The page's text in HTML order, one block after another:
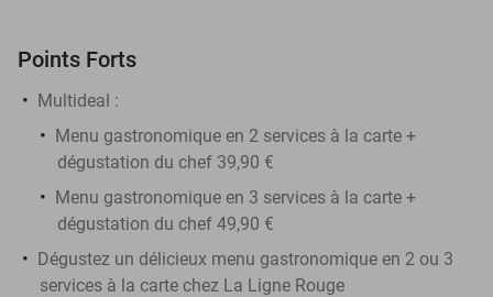
Points Forts
Multideal :
Menu gastronomique en 2 services à la carte +
dégustation du chef 39,90 €
Menu gastronomique en 3 services à la carte +
dégustation du chef 49,90 €
Dégustez un délicieux menu gastronomique en 2 ou 3
services à la carte chez La Ligne Rouge